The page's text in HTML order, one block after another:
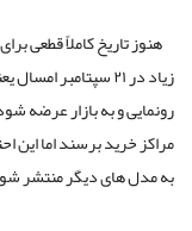
هنوز تاریخ کاملاً قطعی
زیاد در ۲۱
رونمایی و به بازار عرضه
به مدل های دیگر منتشر